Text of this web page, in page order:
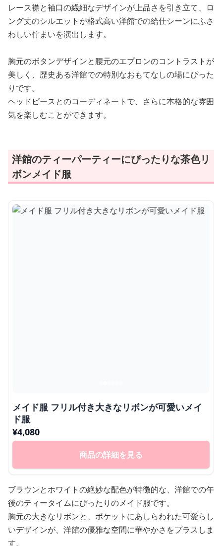
レース襟と袖口の繊細なデザインが上品さを引き立て、ロ
ング丈のシルエットが格式高い洋館での給仕シーンにふさ
わしい佇まいを演出します。
胸元のボタンデザインと腰元のエプロンのコントラストが
美しく、歴史ある洋館での特別なおもてなしの場にぴった
りです。
ヘッドピースとのコーディネートで、さらに本格的な雰囲
気を楽しむことができます。
洋館のティーパーティーにぴったりな茶色リ
ボンメイド服
メイド服 フリル付き大きなリボンが可愛いメイ
ド服
¥4,080
商品の詳細を見る
ブラウンとホワイトの絶妙な配色が特徴的な、洋館での午
後のティータイムにぴったりのメイド服です。
胸元の大きなリボンと、ポケットにあしらわれた可愛らし
いデザインが、洋館の優雅な空間に華やかさをプラスしま
す。